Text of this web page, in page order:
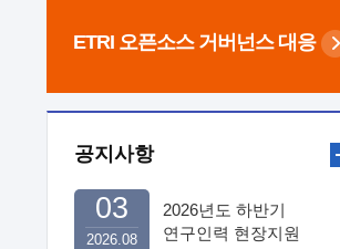
ETRI 오픈소스 거버넌스 대응
공지사항
2026년도 하반기
연구인력 현장지원
2026.08
03